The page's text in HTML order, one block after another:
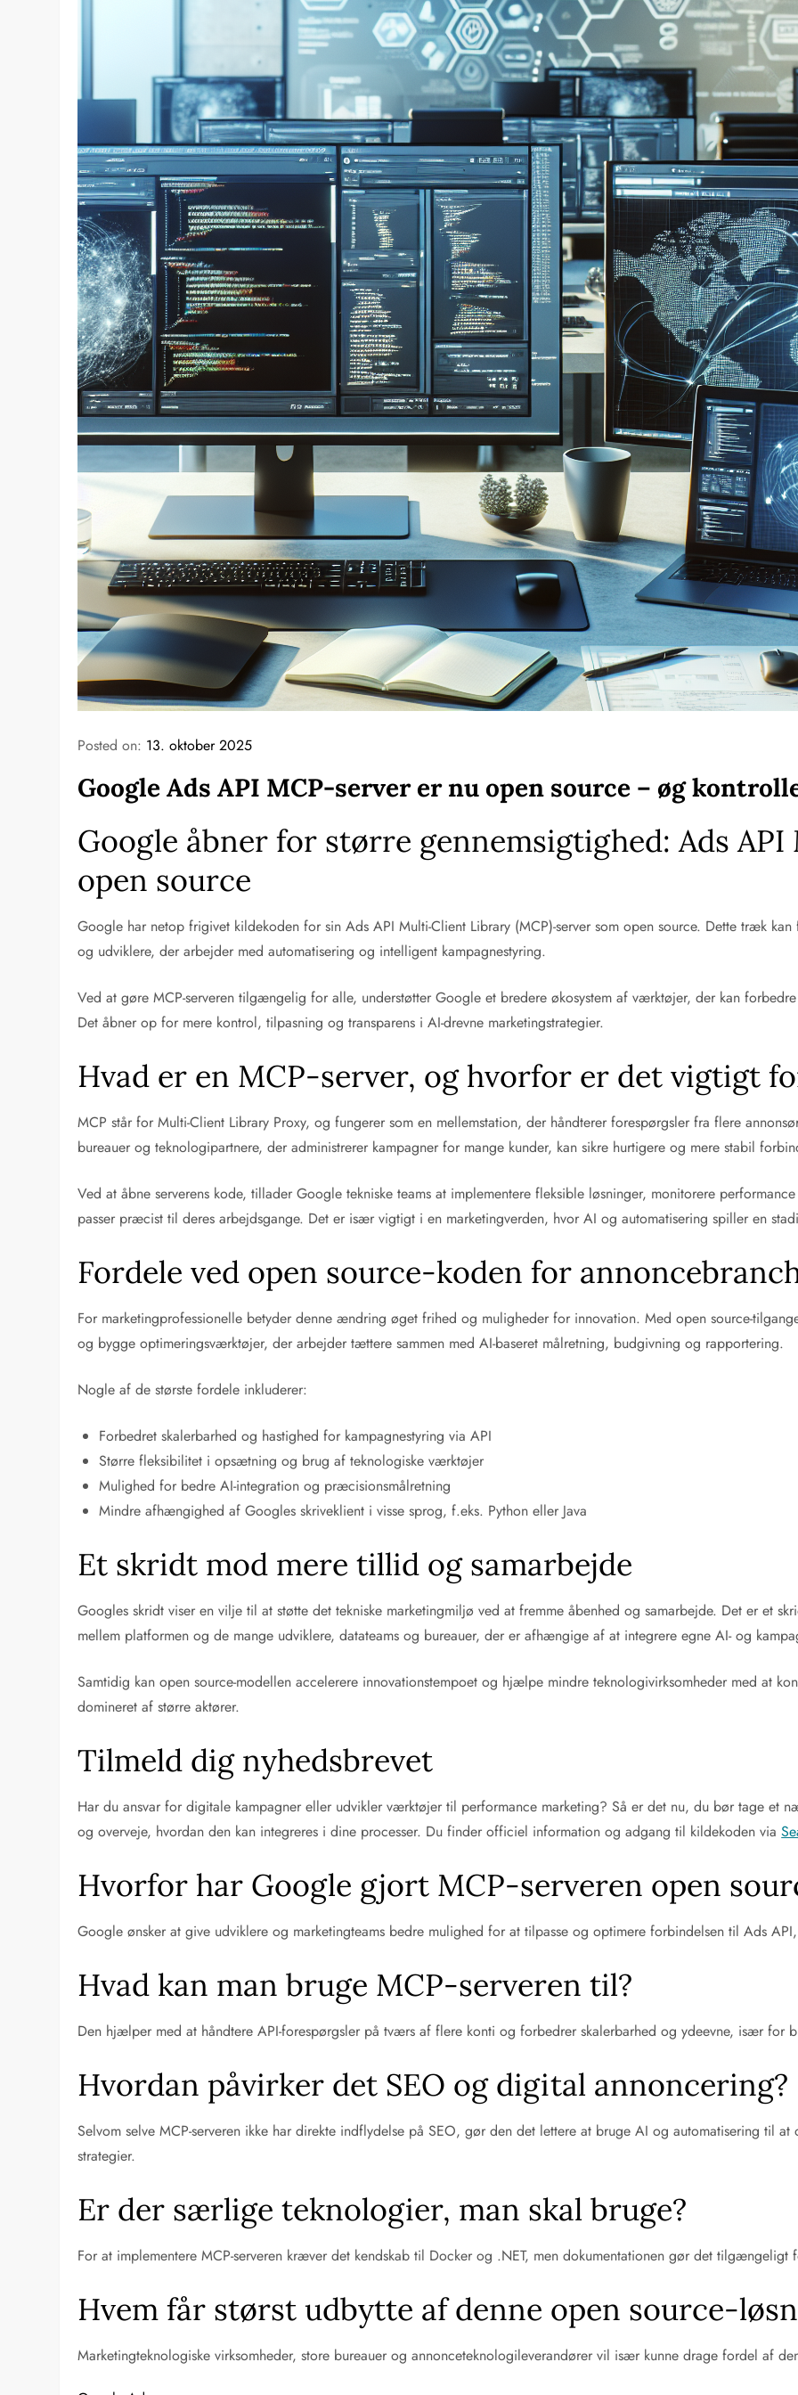
Posted on: 13. oktober 2025
Google Ads API MCP-server er nu open source – øg
Google åbner for større gennemsigtighed: Ads
open source
Google har netop frigivet kildekoden for sin Ads API Multi-Client Library (MCP)-server som open source. Dette træk
og udviklere, der arbejder med automatisering og intelligent kampagnestyring.
Ved at gøre MCP-serveren tilgængelig for alle, understøtter Google et bredere økosystem af værktøjer, der kan
Det åbner op for mere kontrol, tilpasning og transparens i AI-drevne marketingstrategier.
Hvad er en MCP-server, og hvorfor er det vigtigt
MCP står for Multi-Client Library Proxy, og fungerer som en mellemstation, der håndterer forespørgsler fra flere
bureauer og teknologipartnere, der administrerer kampagner for mange kunder, kan sikre hurtigere og mere stabil
Ved at åbne serverens kode, tillader Google tekniske teams at implementere fleksible løsninger, monitorere
passer præcist til deres arbejdsgange. Det er især vigtigt i en marketingverden, hvor AI og automatisering spiller en
Fordele ved open source-koden for
For marketingprofessionelle betyder denne ændring øget frihed og muligheder for innovation. Med open source-
og bygge optimeringsværktøjer, der arbejder tættere sammen med AI-baseret målretning, budgivning og rapportering.
Nogle af de største fordele inkluderer:
Forbedret skalerbarhed og hastighed for kampagnestyring via API
Større fleksibilitet i opsætning og brug af teknologiske værktøjer
Mulighed for bedre AI-integration og præcisionsmålretning
Mindre afhængighed af Googles skriveklient i visse sprog, f.eks. Python eller Java
Et skridt mod mere tillid og samarbejde
Googles skridt viser en vilje til at støtte det tekniske marketingmiljø ved at fremme åbenhed og samarbejde. Det er et
mellem platformen og de mange udviklere, datateams og bureauer, der er afhængige af at integrere egne AI- og
Samtidig kan open source-modellen accelerere innovationstempoet og hjælpe mindre teknologivirksomheder med at
domineret af større aktører.
Tilmeld dig nyhedsbrevet
Har du ansvar for digitale kampagner eller udvikler værktøjer til performance marketing? Så er det nu, du bør tage et
og overveje, hvordan den kan integreres i dine processer. Du finder officiel information og adgang til kildekoden via
Hvorfor har Google gjort MCP-serveren open
Google ønsker at give udviklere og marketingteams bedre mulighed for at tilpasse og optimere forbindelsen til Ads
Hvad kan man bruge MCP-serveren til?
Den hjælper med at håndtere API-forespørgsler på tværs af flere konti og forbedrer skalerbarhed og ydeevne, især for
Hvordan påvirker det SEO og digital annoncering?
Selvom selve MCP-serveren ikke har direkte indflydelse på SEO, gør den det lettere at bruge AI og automatisering til
strategier.
Er der særlige teknologier, man skal bruge?
For at implementere MCP-serveren kræver det kendskab til Docker og .NET, men dokumentationen gør det tilgængeligt
Hvem får størst udbytte af denne open source-
Marketingteknologiske virksomheder, store bureauer og annonceteknologileverandører vil især kunne drage fordel af